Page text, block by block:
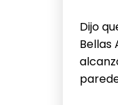
Dijo
Bellas